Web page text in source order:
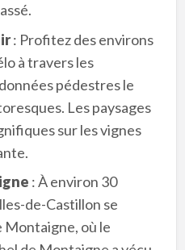
: Profitez des environs
à travers les
pédestres le
Les paysages
sur les vignes
: À environ 30
de-Castillon se
Montaigne, où le